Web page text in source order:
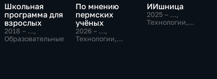
Школьная
программа для
взрослых
2018 – …,
Образовательные
По мнению
пермских
учёных
2026 – …,
Технологии,
ИИшница
2025 – …,
Технологии,